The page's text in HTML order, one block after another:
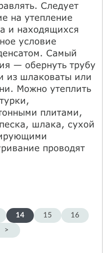
Следует
на утепление
и находящихся
условие
Самый
— обернуть трубу
из шлаковаты или
Можно утеплить
плитами,
шлака, сухой
проводят
14 15
16
>